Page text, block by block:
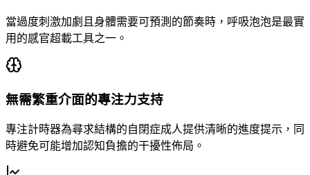
當過度刺激加劇且身體需要可預測的節奏時，呼吸泡泡是最實
用的感官超載工具之一。
無需繁重介面的專注力支持
專注計時器為尋求結構的自閉症成人提供清晰的進度提示，同
時避免可能增加認知負擔的干擾性佈局。